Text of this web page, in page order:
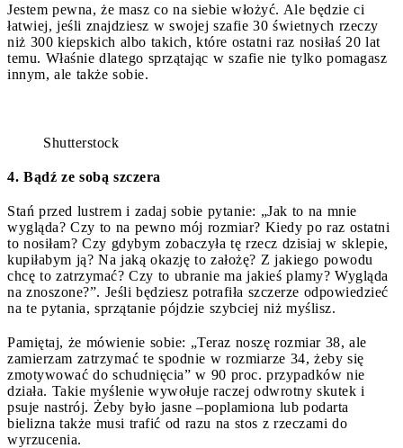
Jestem pewna, że masz co na siebie włożyć. Ale będzie ci
łatwiej, jeśli znajdziesz w swojej szafie 30 świetnych rzeczy
niż 300 kiepskich albo takich, które ostatni raz nosiłaś 20 lat
temu. Właśnie dlatego sprzątając w szafie nie tylko pomagasz
innym, ale także sobie.
Shutterstock
4. Bądź ze sobą szczera
Stań przed lustrem i zadaj sobie pytanie: „Jak to na mnie
wygląda? Czy to na pewno mój rozmiar? Kiedy po raz ostatni
to nosiłam? Czy gdybym zobaczyła tę rzecz dzisiaj w sklepie,
kupiłabym ją? Na jaką okazję to założę? Z jakiego powodu
chcę to zatrzymać? Czy to ubranie ma jakieś plamy? Wygląda
na znoszone?”. Jeśli będziesz potrafiła szczerze odpowiedzieć
na te pytania, sprzątanie pójdzie szybciej niż myślisz.
Pamiętaj, że mówienie sobie: „Teraz noszę rozmiar 38, ale
zamierzam zatrzymać te spodnie w rozmiarze 34, żeby się
zmotywować do schudnięcia” w 90 proc. przypadków nie
działa. Takie myślenie wywołuje raczej odwrotny skutek i
psuje nastrój. Żeby było jasne –poplamiona lub podarta
bielizna także musi trafić od razu na stos z rzeczami do
wyrzucenia.